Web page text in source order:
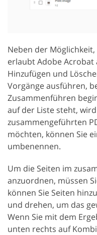
Neben der
erlaubt Adobe
Hinzufügen und
Vorgänge ausführen,
Zusammenführen
auf der Liste steht,
zusammengeführten
möchten, können Sie
umbenennen.
Um die Seiten im
anzuordnen, müssen
können Sie Seiten
und drehen, um das
Wenn Sie mit dem
unten rechts auf